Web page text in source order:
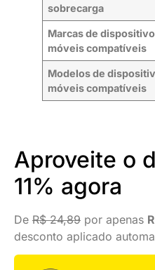
sobrecarga
Marcas de
móveis compatíveis
Modelos de
móveis compatíveis
Aproveite o
11% agora
De R$ 24,89 por apenas
desconto aplicado